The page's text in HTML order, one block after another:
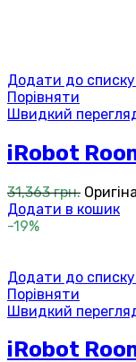
Додати до
Порівняти
Швидкий
iRobot
31,363грн.
Додати в кошик
-19%
Додати до
Порівняти
Швидкий
iRobot